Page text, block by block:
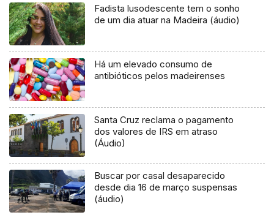
Fadista lusodescente tem o sonho
de um dia atuar na Madeira (áudio)
Há um elevado consumo de
antibióticos pelos madeirenses
Santa Cruz reclama o pagamento
dos valores de IRS em atraso
(Áudio)
Buscar por casal desaparecido
desde dia 16 de março suspensas
(áudio)